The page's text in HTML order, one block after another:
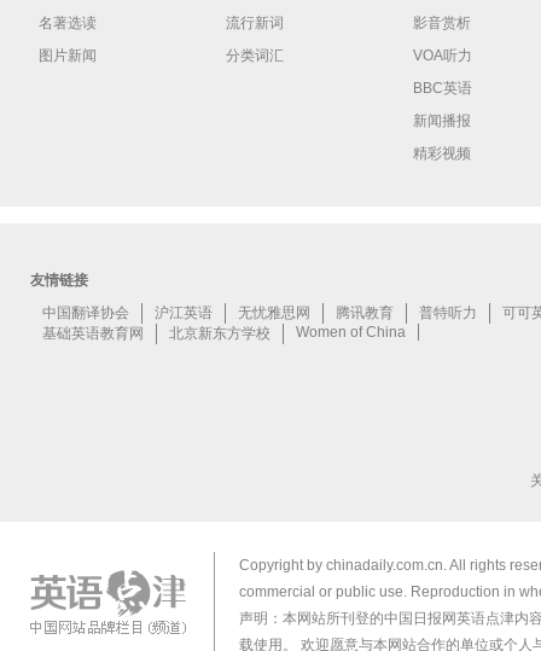
名著选读
图片新闻
流行新词
分类词汇
影音赏析
VOA听力
BBC英语
新闻播报
精彩视频
Copyright by chinadaily.com.cn. All rights
commercial or public use. Reproduction in
声明：本网站所刊登的中国日报网英语点津内
载使用。 欢迎愿意与本网站合作的单位或个人